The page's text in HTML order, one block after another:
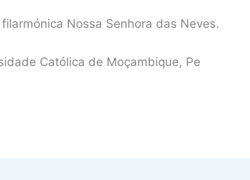
Nossa Senhora das Neves.
Católica de Moçambique, Pe